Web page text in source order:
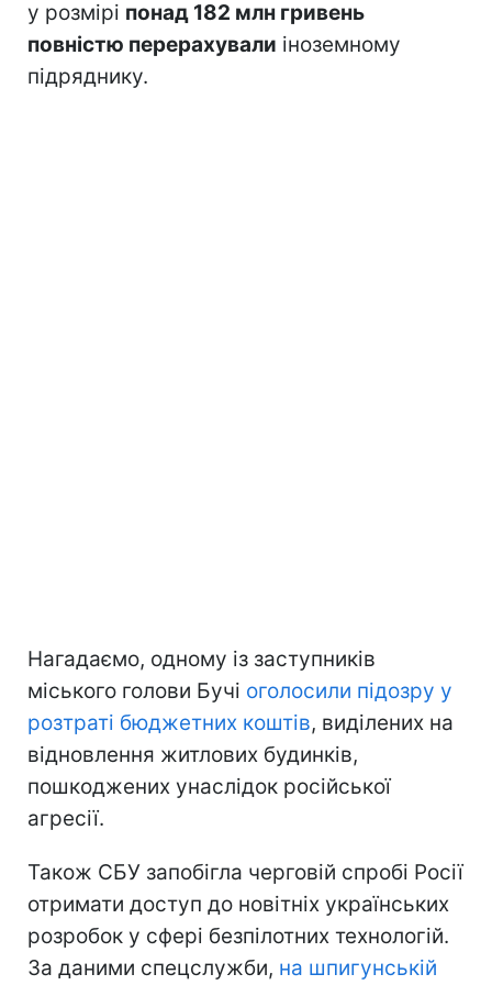
у розмірі понад 182 млн гривень
повністю перерахували іноземному
підряднику.
Нагадаємо, одному із заступників
міського голови Бучі оголосили підозру у
розтраті бюджетних коштів, виділених на
відновлення житлових будинків,
пошкоджених унаслідок російської
агресії.
Також СБУ запобігла черговій спробі Росії
отримати доступ до новітніх українських
розробок у сфері безпілотних технологій.
За даними спецслужби, на шпигунській